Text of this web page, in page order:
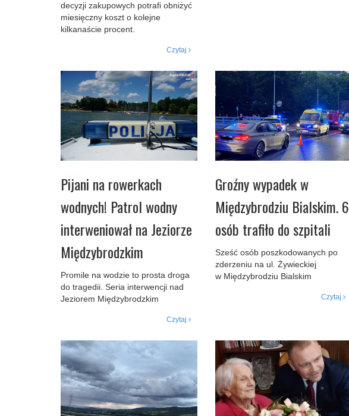
decyzji zakupowych potrafi obniżyć
miesięczny koszt o kolejne
kilkanaście procent.
Czytaj
Pijani na rowerkach
wodnych! Patrol wodny
interweniował na Jeziorze
Międzybrodzkim
Promile na wodzie to prosta droga
do tragedii. Seria interwencji nad
Jeziorem Międzybrodzkim
Czytaj
Groźny wypadek w
Międzybrodziu Bialskim. 6
osób trafiło do szpitali
Sześć osób poszkodowanych po
zderzeniu na ul. Żywieckiej
w Międzybrodziu Bialskim
Czytaj